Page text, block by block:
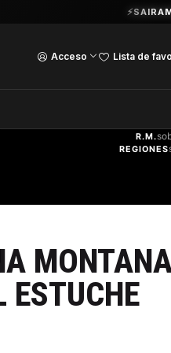
Acceso Lista de
Guardia Vieja 202. Oficina 102.Ver
R.M.
REGIONES
ESTUCHE